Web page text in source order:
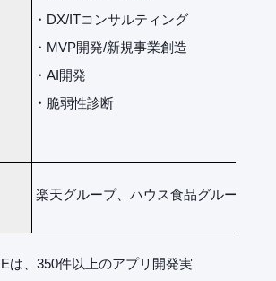
・DX/ITコンサルティング
・MVP開発/新規事業創造
・AI開発
・脆弱性診断
楽天グループ、ハウス食品グループな
は、350件以上のアプリ開発実